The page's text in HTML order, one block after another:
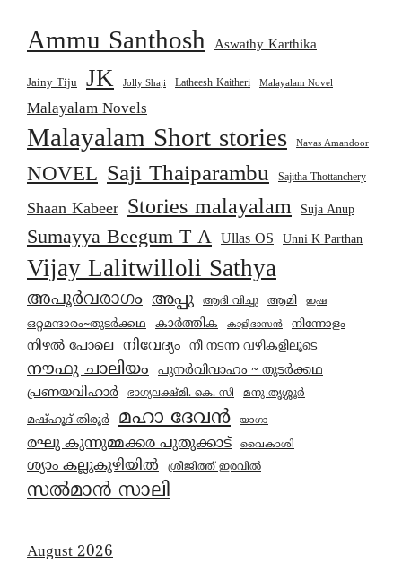
Ammu Santhosh Aswathy Karthika
Jainy Tiju JK Jolly Shaji Latheesh Kaitheri Malayalam Novel
Malayalam Novels
Malayalam Short stories Navas Amandoor
NOVEL Saji Thaiparambu Sajitha Thottanchery
Shaan Kabeer Stories malayalam Suja Anup
Sumayya Beegum T A Ullas OS Unni K Parthan
Vijay Lalitwilloli Sathya
അപൂർവരാഗം അപ്പു ആദി വിച്ചു ആമി ഇഷ
ഒറ്റമന്ദാരം~തുടർക്കഥ കാര്‍ത്തിക കാളിദാസൻ നിന്നോളം
നിഴൽ പോലെ നിവേദ്യം നീ നടന്ന വഴികളിലൂടെ
നൗഫു ചാലിയം പുനർവിവാഹം ~ തുടർക്കഥ
പ്രണയവിഹാർ ഭാഗ്യലക്ഷ്മി. കെ. സി
മനു തൃശ്ശൂർ
മഷ്ഹൂദ് തിരൂർ
മഹാ ദേവൻ യാഗാ
രഘു കുന്നുമ്മക്കര പുതുക്കാട് വൈകാശി
ശ്യാം കല്ലുകുഴിയിൽ ശ്രീജിത്ത് ഇരവിൽ
സൽമാൻ സാലി
August 2026